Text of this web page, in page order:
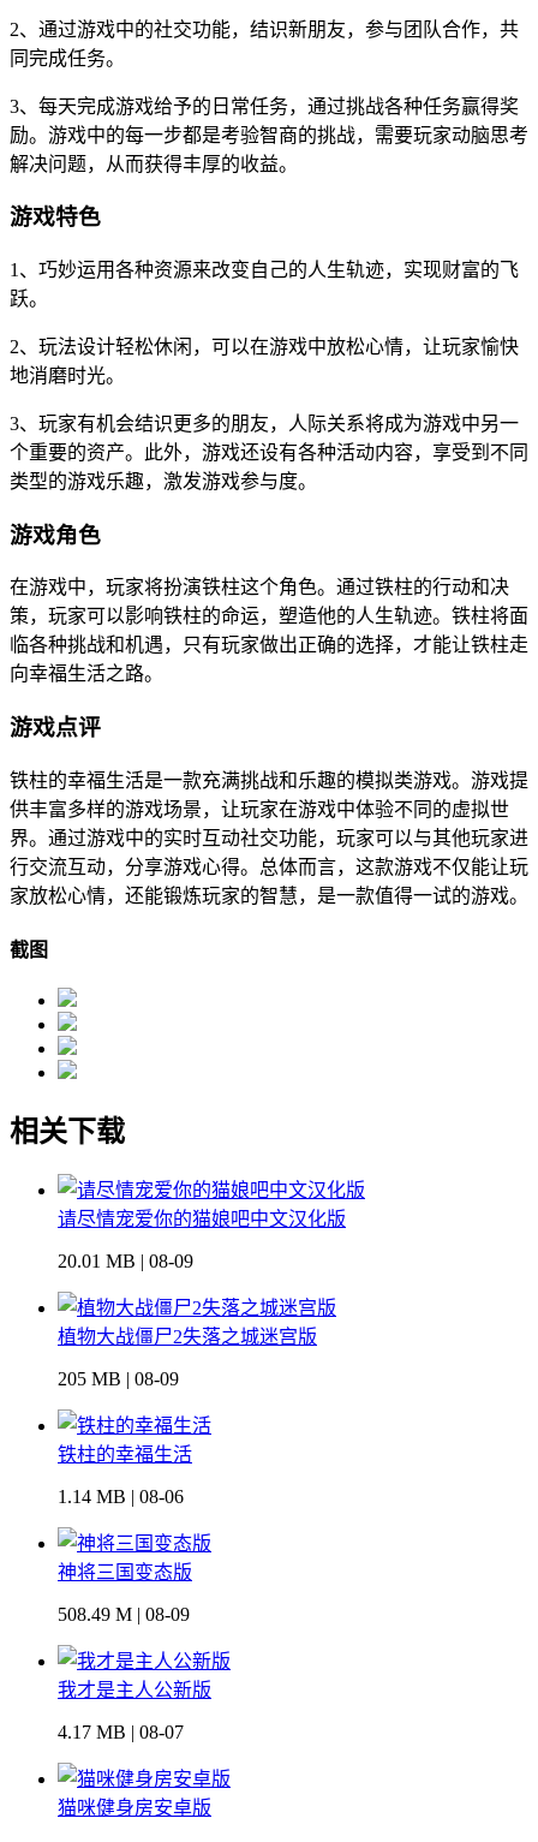
2、通过游戏中的社交功能，结识新朋友，参与团队合作，共
同完成任务。
3、每天完成游戏给予的日常任务，通过挑战各种任务赢得奖
励。游戏中的每一步都是考验智商的挑战，需要玩家动脑思考
解决问题，从而获得丰厚的收益。
游戏特色
1、巧妙运用各种资源来改变自己的人生轨迹，实现财富的飞
跃。
2、玩法设计轻松休闲，可以在游戏中放松心情，让玩家愉快
地消磨时光。
3、玩家有机会结识更多的朋友，人际关系将成为游戏中另一
个重要的资产。此外，游戏还设有各种活动内容，享受到不同
类型的游戏乐趣，激发游戏参与度。
游戏角色
在游戏中，玩家将扮演铁柱这个角色。通过铁柱的行动和决
策，玩家可以影响铁柱的命运，塑造他的人生轨迹。铁柱将面
临各种挑战和机遇，只有玩家做出正确的选择，才能让铁柱走
向幸福生活之路。
游戏点评
铁柱的幸福生活是一款充满挑战和乐趣的模拟类游戏。游戏提
供丰富多样的游戏场景，让玩家在游戏中体验不同的虚拟世
界。通过游戏中的实时互动社交功能，玩家可以与其他玩家进
行交流互动，分享游戏心得。总体而言，这款游戏不仅能让玩
家放松心情，还能锻炼玩家的智慧，是一款值得一试的游戏。
截图
相关下载
请尽情宠爱你的猫娘吧中文汉化版
20.01 MB | 08-09
植物大战僵尸2失落之城迷宫版
205 MB | 08-09
铁柱的幸福生活
1.14 MB | 08-06
神将三国变态版
508.49 M | 08-09
我才是主人公新版
4.17 MB | 08-07
猫咪健身房安卓版